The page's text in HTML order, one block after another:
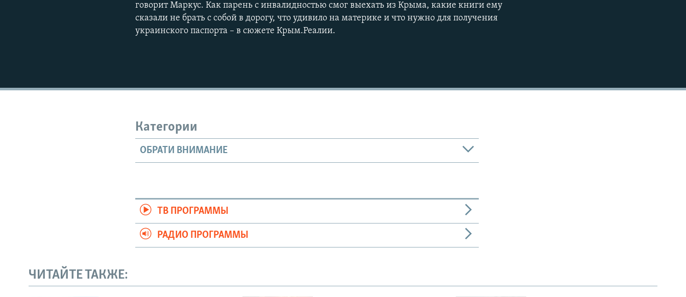
Auto 240p 360p
говорит Маркус. Как парень с инвалидностью смог выехать из Крыма, какие книги ему
сказали не брать с собой в дорогу, что удивило на материке и что нужно для получения
украинского паспорта – в сюжете Крым.Реалии.
Категории
ОБРАТИ ВНИМАНИЕ
ТВ ПРОГРАММЫ
РАДИО ПРОГРАММЫ
ЧИТАЙТЕ ТАКЖЕ: